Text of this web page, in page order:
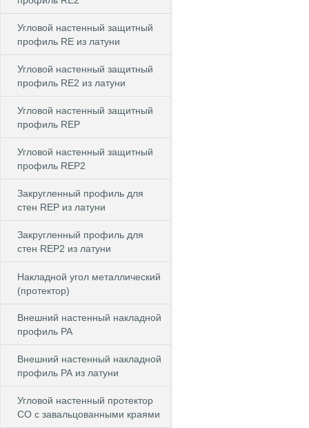
Угловой настенный защитный
профиль RE из латуни
Угловой настенный защитный
профиль RE2 из латуни
Угловой настенный защитный
профиль REP
Угловой настенный защитный
профиль REP2
Закругленный профиль для
стен REP из латуни
Закругленный профиль для
стен REP2 из латуни
Накладной угол металлический
(протектор)
Внешний настенный накладной
профиль РА
Внешний настенный накладной
профиль РА из латуни
Угловой настенный протектор
СО с завальцованными краями